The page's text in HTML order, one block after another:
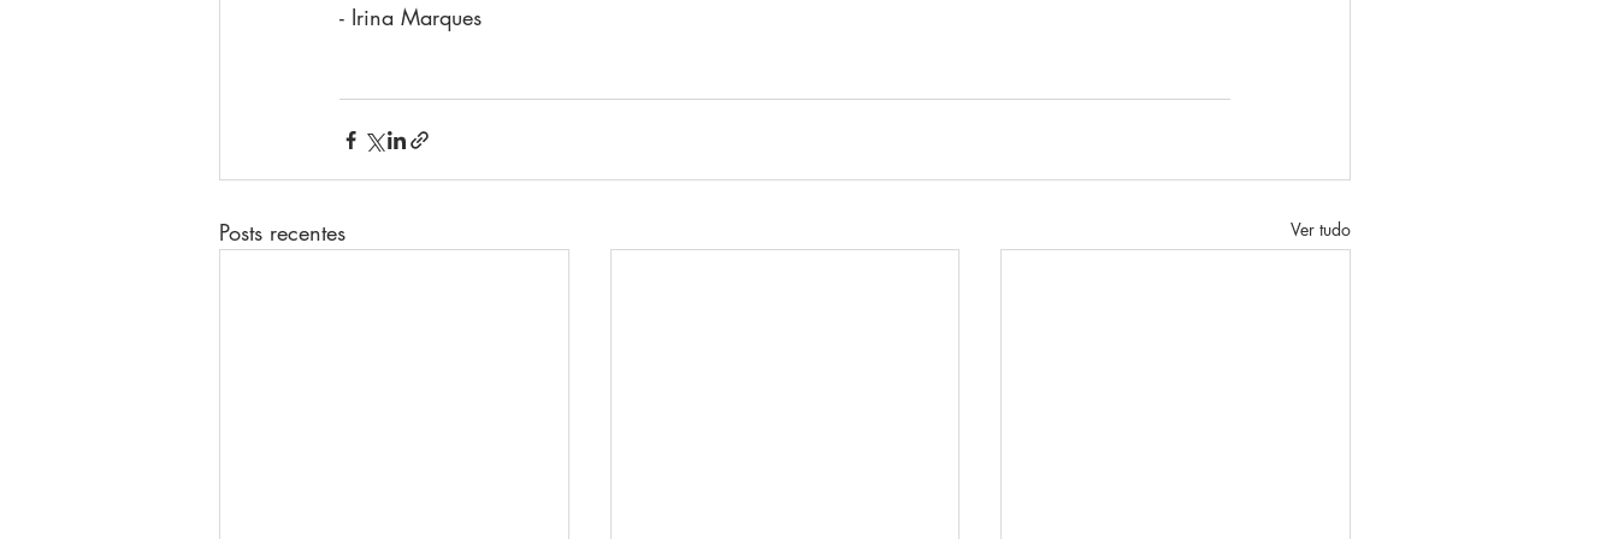
- Irina Marques
Posts recentes Ver tudo